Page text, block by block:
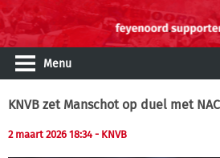
Menu
KNVB zet Manschot op duel met
2 maart 2026 18:34 - KNVB